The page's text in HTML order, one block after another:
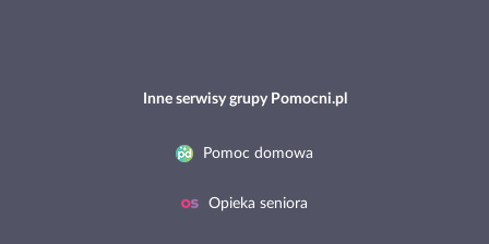
Inne serwisy grupy Pomocni.pl
Pomoc domowa
Opieka seniora